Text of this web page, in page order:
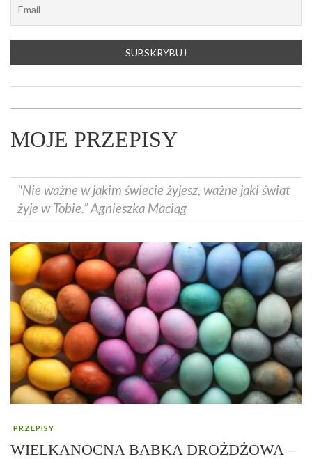
MOJE PRZEPISY
"Nie ważne w jakim świecie żyjesz, ważne jaki świat
żyje w Tobie.” Agnieszka Maciąg
PRZEPISY
WIELKANOCNA BABKA DROŻDŻOWA –